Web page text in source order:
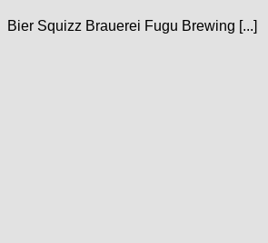
Bier Squizz Brauerei Fugu Brewing [...]